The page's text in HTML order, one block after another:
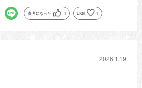
参考になった 1 Like! 1
2026.1.19